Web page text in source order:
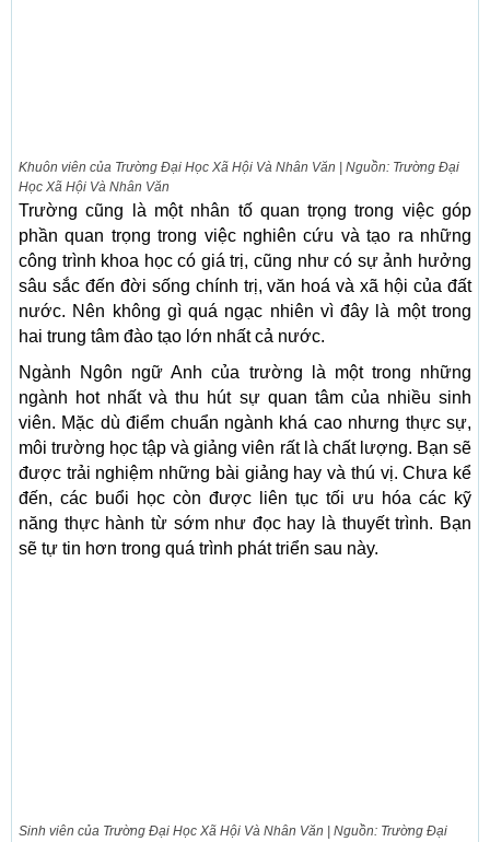
Khuôn viên của Trường Đại Học Xã Hội Và Nhân Văn | Nguồn: Trường Đại
Học Xã Hội Và Nhân Văn
Trường cũng là một nhân tố quan trọng trong việc góp
phần quan trọng trong việc nghiên cứu và tạo ra những
công trình khoa học có giá trị, cũng như có sự ảnh hưởng
sâu sắc đến đời sống chính trị, văn hoá và xã hội của đất
nước. Nên không gì quá ngạc nhiên vì đây là một trong
hai trung tâm đào tạo lớn nhất cả nước.
Ngành Ngôn ngữ Anh của trường là một trong những
ngành hot nhất và thu hút sự quan tâm của nhiều sinh
viên. Mặc dù điểm chuẩn ngành khá cao nhưng thực sự,
môi trường học tập và giảng viên rất là chất lượng. Bạn sẽ
được trải nghiệm những bài giảng hay và thú vị. Chưa kể
đến, các buổi học còn được liên tục tối ưu hóa các kỹ
năng thực hành từ sớm như đọc hay là thuyết trình. Bạn
sẽ tự tin hơn trong quá trình phát triển sau này.
Sinh viên của Trường Đại Học Xã Hội Và Nhân Văn | Nguồn: Trường Đại